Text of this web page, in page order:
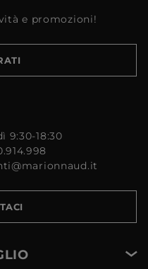
e promozioni!
9:30-18:30